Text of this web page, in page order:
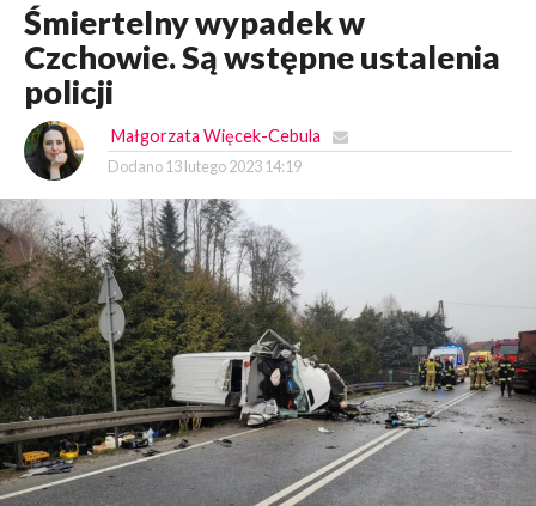
Śmiertelny wypadek w
Czchowie. Są wstępne ustalenia
policji
Małgorzata Więcek-Cebula
Dodano 13 lutego 2023 14:19